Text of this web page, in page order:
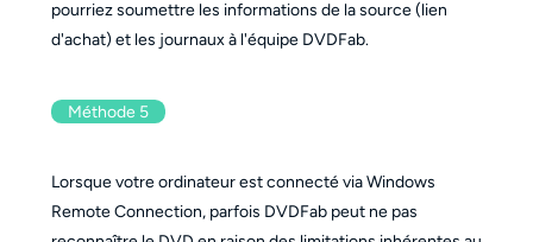
pourriez soumettre les informations de la source (lien
d'achat) et les journaux à l'équipe DVDFab.
Méthode 5
Lorsque votre ordinateur est connecté via Windows
Remote Connection, parfois DVDFab peut ne pas